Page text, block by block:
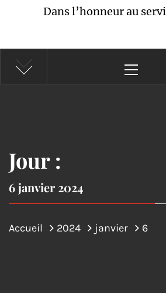
Dans l’honneur au
principal
Jour :
6 janvier 2024
Accueil 2024 janvier 6